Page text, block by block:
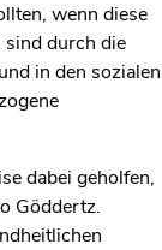
wenn diese
sind durch die
in den sozialen
dabei geholfen,
Göddertz.